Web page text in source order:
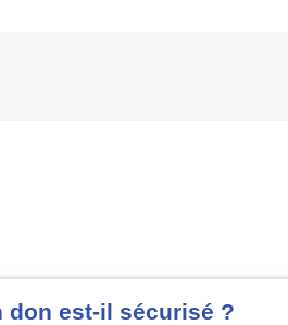
don est-il sécurisé ?